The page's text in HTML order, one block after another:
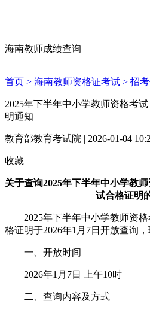
海南教师成绩查询
首页 > 海南教师资格证考试 > 招
2025年下半年中小学教师资格考
明通知
教育部教育考试院 | 2026-01-04
收藏
关于查询2025年下半年中小学教
试合格证明
2025年下半年中小学教师资格
格证明于2026年1月7日开放查询
一、开放时间
2026年1月7日 上午10时
二、查询内容及方式